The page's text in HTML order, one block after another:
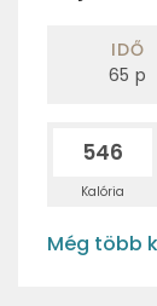
IDŐ
65 p
546
Kalória
Még több